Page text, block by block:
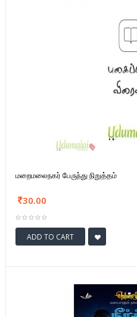
மறைமலைநகர் பேருந்து நிறுத்தம்
30.00
ADD TO CART